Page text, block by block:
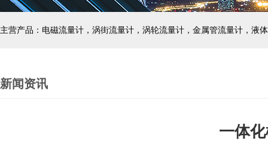
主营产品：电磁流量计，涡街流量计，涡轮流量计，金属管流量计，液
新闻资讯
一体